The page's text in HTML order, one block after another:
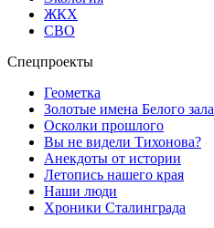
ЖКХ
СВО
Спецпроекты
Геометка
Золотые имена Белого зала
Осколки прошлого
Вы не видели Тихонова?
Анекдоты от истории
Летопись нашего края
Наши люди
Хроники Сталинграда